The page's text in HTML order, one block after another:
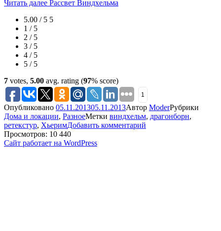
Читать далее Рассвет Виндхельма
5.00 / 5 5
1 / 5
2 / 5
3 / 5
4 / 5
5 / 5
7 votes, 5.00 avg. rating (97% score)
1
Опубликовано 05.11.201305.11.2013Автор ModerРубрики
Дома и локации, РазноеМетки виндхельм, драгонборн,
ретекстур, ХьеримДобавить комментарий
Просмотров: 10 440
Сайт работает на WordPress